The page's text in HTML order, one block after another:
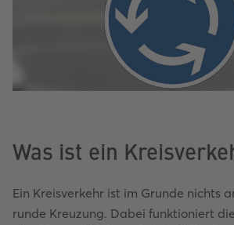
Was ist ein
Ein Kreisverkehr ist im Grunde nichts
runde Kreuzung. Dabei funktioniert